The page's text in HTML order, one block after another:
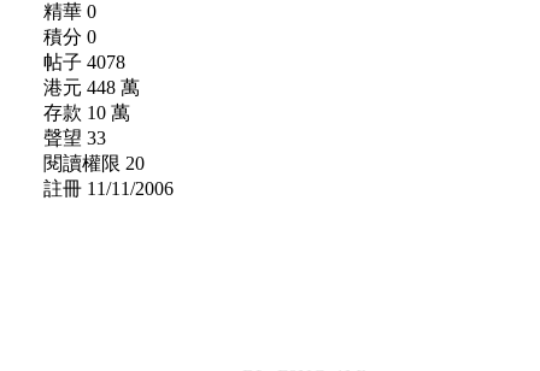
精華 0
積分 0
帖子 4078
港元 448 萬
存款 10 萬
聲望 33
閱讀權限 20
註冊 11/11/2006